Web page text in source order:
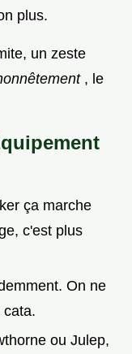
plus.
un zeste
, le
ça marche
c'est plus
On ne
cata.
ou Julep,